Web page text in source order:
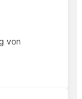
von